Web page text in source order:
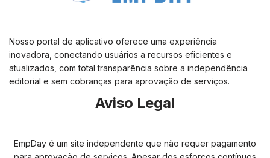
Nosso portal de aplicativo oferece uma experiência
inovadora, conectando usuários a recursos eficientes e
atualizados, com total transparência sobre a independência
editorial e sem cobranças para aprovação de serviços.
Aviso Legal
EmpDay é um site independente que não requer pagamento